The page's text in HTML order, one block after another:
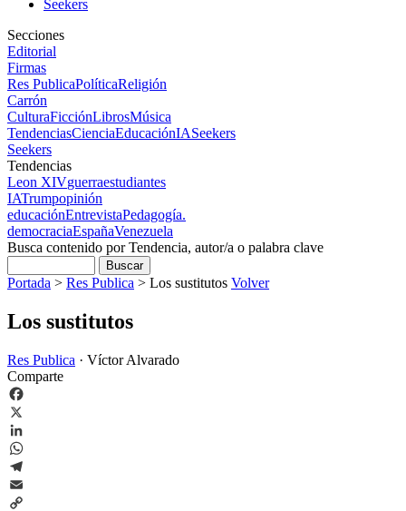
Seekers
Secciones
Editorial
Firmas
Res PublicaPolíticaReligión
Carrón
CulturaFicciónLibrosMúsica
TendenciasCienciaEducaciónIASeekers
Seekers
Tendencias
Leon XIVguerraestudiantes
IATrumpopinión
educaciónEntrevistaPedagogía.
democraciaEspañaVenezuela
Busca contenido por Tendencia, autor/a o palabra clave
Portada > Res Publica > Los sustitutos Volver
Los sustitutos
Res Publica · Víctor Alvarado
Comparte
Facebook
X
LinkedIn
WhatsApp
Telegram
Email